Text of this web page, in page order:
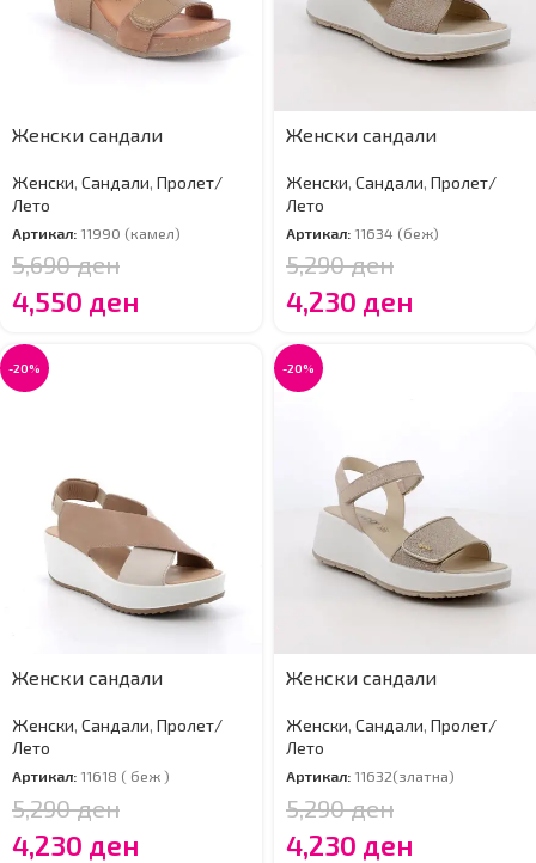
Женски сандали
Женски, Сандали, Пролет/
Лето
Артикал: 11990 (камел)
5,690ден
4,550 ден
Женски сандали
Женски, Сандали, Пролет/
Лето
Артикал: 11634 (беж)
5,290ден
4,230 ден
-20%
Женски сандали
Женски, Сандали, Пролет/
Лето
Артикал: 11618 ( беж )
5,290ден
4,230 ден
-20%
Женски сандали
Женски, Сандали, Пролет/
Лето
Артикал: 11632(златна)
5,290ден
4,230 ден